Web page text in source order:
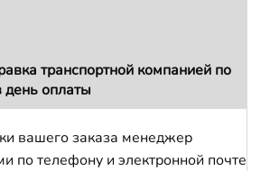
транспортной компанией по
оплаты
вашего заказа менеджер
по телефону и электронной почте